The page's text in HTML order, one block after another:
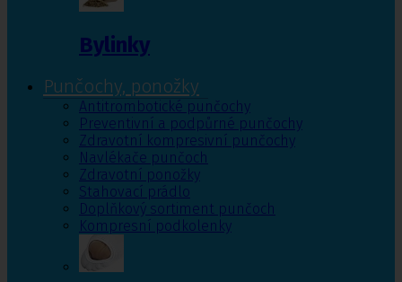
Bylinky
Punčochy, ponožky
Antitrombotické punčochy
Preventivní a podpůrné punčochy
Zdravotní kompresivní punčochy
Navlékače punčoch
Zdravotní ponožky
Stahovací prádlo
Doplňkový sortiment punčoch
Kompresní podkolenky